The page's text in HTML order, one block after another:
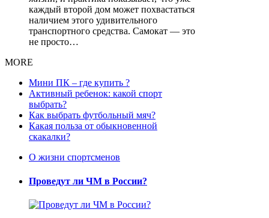
каждый второй дом может похвастаться
наличием этого удивительного
транспортного средства. Самокат — это
не просто…
MORE
Мини ПК – где купить ?
Активный ребенок: какой спорт
выбрать?
Как выбрать футбольный мяч?
Какая польза от обыкновенной
скакалки?
О жизни спортсменов
Проведут ли ЧМ в России?